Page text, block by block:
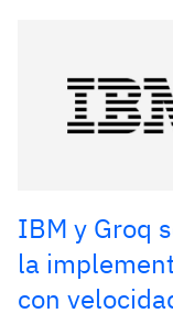
IBM y Groq
la
con